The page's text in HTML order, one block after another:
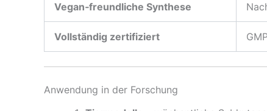
Vegan‑freundliche Synthese
Vollständig zertifiziert
Anwendung in der Forschung